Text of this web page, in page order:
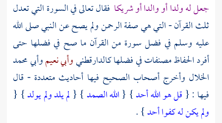
جعل له ولدا أو والدا أو شريكا فقال تعالى في السورة التي تعدل
ثلث القرآن - التي هي صفة الرحمن ولم يصح عن النبي صلى الله
عليه وسلم في فضل سورة من القرآن ما صح في فضلها حتى
أفرد الحفاظ مصنفات في فضلهاكالدارقطنيوأبي نعيموأبي محمد
الخلال وأخرج أصحاب الصحيح فيها أحاديث متعددة - قال
فيها : { قل هو الله أحد} {الله الصمد} { لم يلد ولم يولد} {
ولم يكن له كفوا أحد} .